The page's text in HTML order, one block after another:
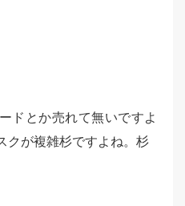
ドとか売れて無いですよ
クが複雑杉ですよね。杉